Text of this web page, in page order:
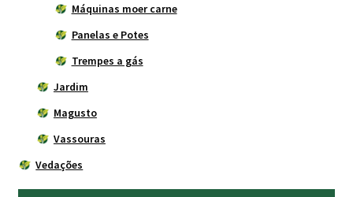
Máquinas moer carne
Panelas e Potes
Trempes a gás
Jardim
Magusto
Vassouras
Vedações